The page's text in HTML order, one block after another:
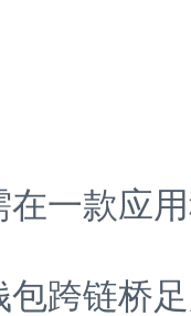
在一款应
包跨链桥